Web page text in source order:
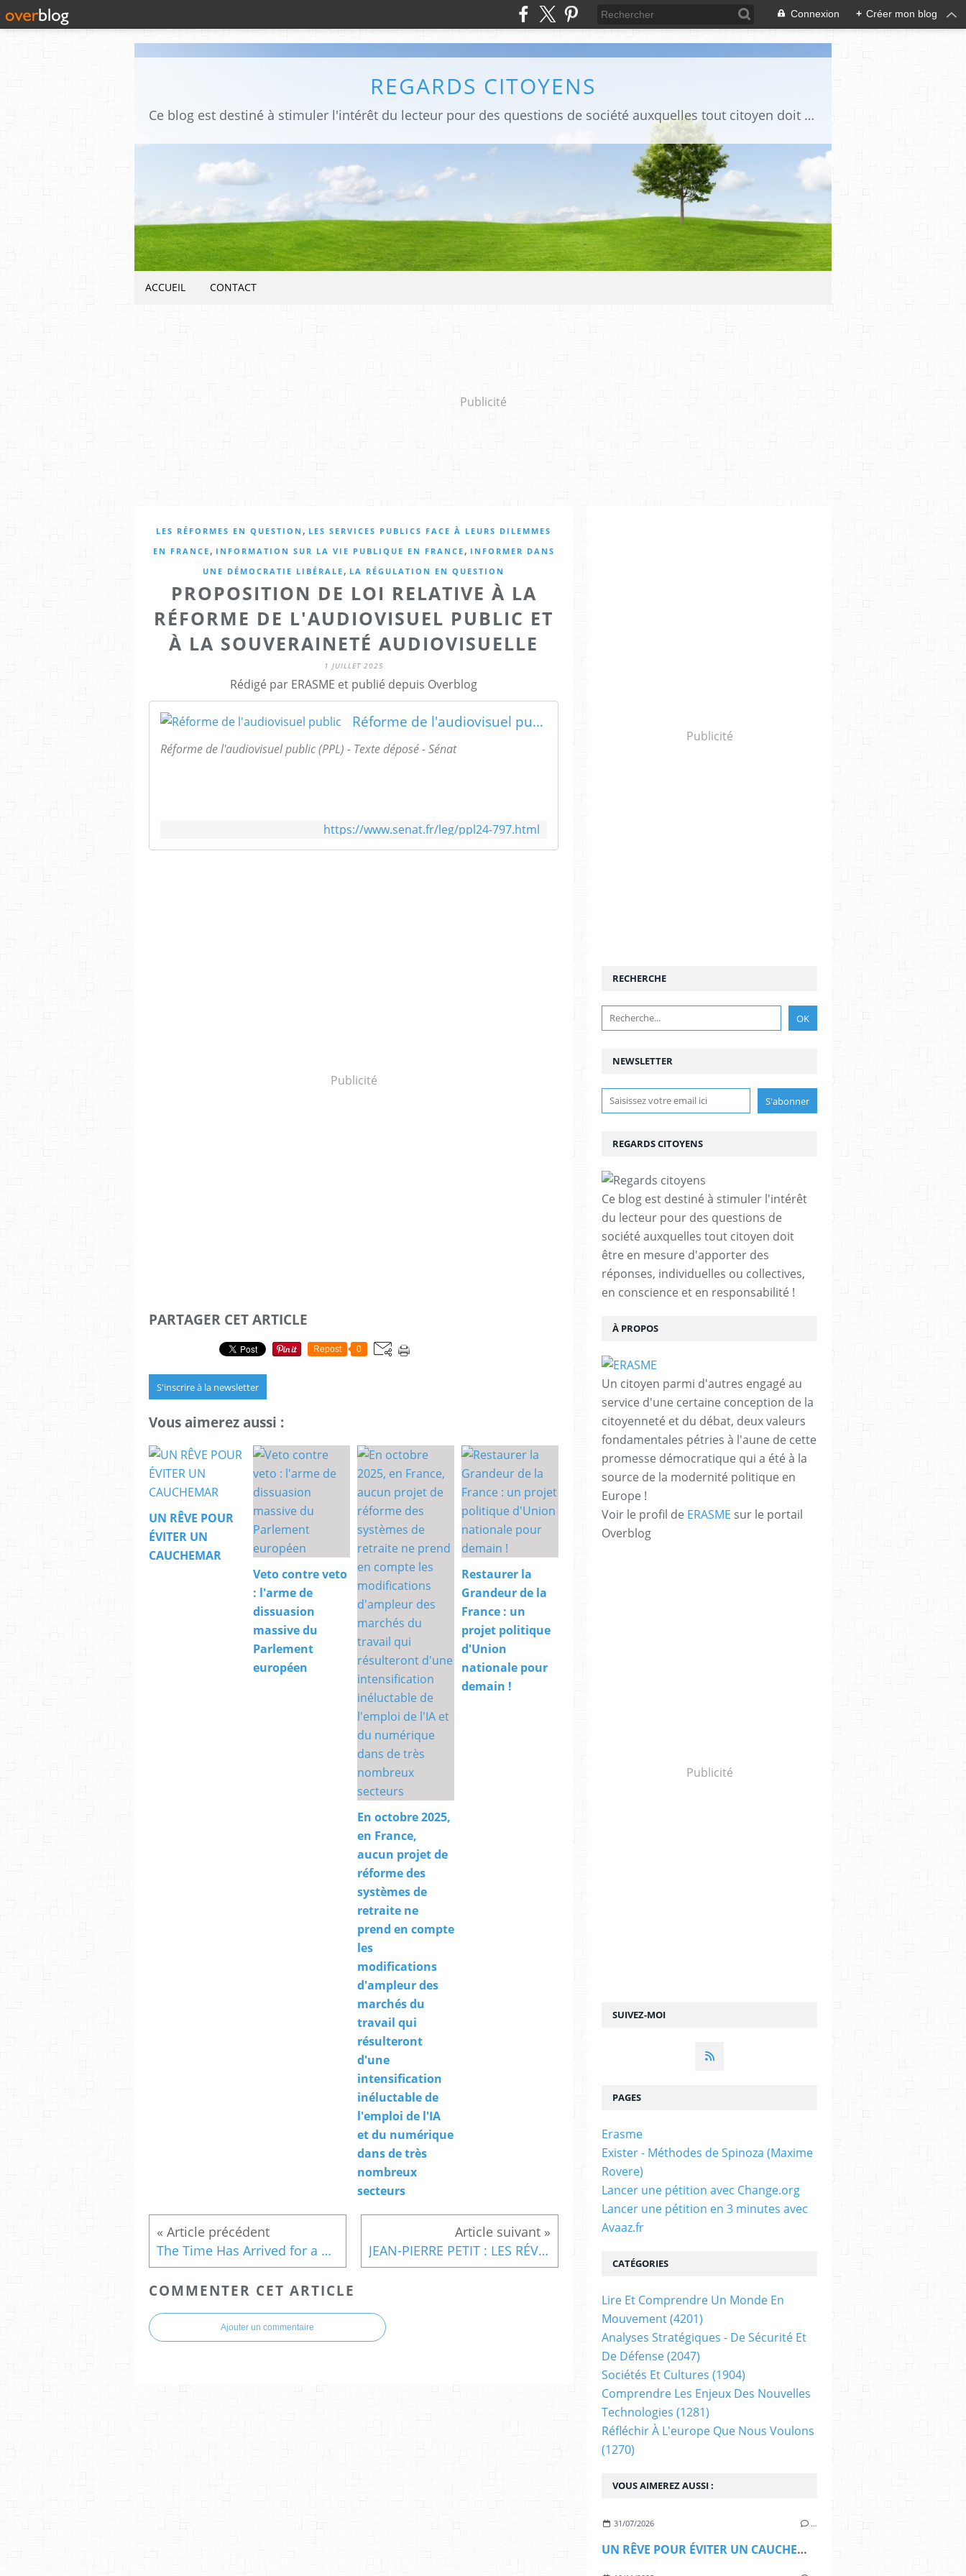
Connexion + Créer mon blog
REGARDS CITOYENS
Ce blog est destiné à stimuler l'intérêt du lecteur pour des questions de société auxquelles tout citoyen doit être en mesure d'apporter des réponses, individuelles ou collectives, en conscience et en responsabilité !
ACCUEIL CONTACT
Publicité
LES RÉFORMES EN QUESTION , LES SERVICES PUBLICS FACE À LEURS DILEMMES
EN FRANCE , INFORMATION SUR LA VIE PUBLIQUE EN FRANCE , INFORMER DANS
UNE DÉMOCRATIE LIBÉRALE , LA RÉGULATION EN QUESTION
PROPOSITION DE LOI RELATIVE À LA
RÉFORME DE L'AUDIOVISUEL PUBLIC ET
À LA SOUVERAINETÉ AUDIOVISUELLE
1 JUILLET 2025
Rédigé par ERASME et publié depuis Overblog
Réforme de l'audiovisuel public
Réforme de l'audiovisuel public (PPL) - Texte déposé - Sénat
https://www.senat.fr/leg/ppl24-797.html
Publicité
PARTAGER CET ARTICLE
Repost 0
S'inscrire à la newsletter
Vous aimerez aussi :
UN RÊVE POUR
ÉVITER UN
CAUCHEMAR
Veto contre veto
: l'arme de
dissuasion
massive du
Parlement
européen
En octobre 2025,
en France,
aucun projet de
réforme des
systèmes de
retraite ne
prend en compte
les
modifications
d'ampleur des
marchés du
travail qui
résulteront
d'une
intensification
inéluctable de
l'emploi de l'IA
et du numérique
dans de très
nombreux
secteurs
Restaurer la
Grandeur de la
France : un
projet politique
d'Union
nationale pour
demain !
The Time Has Arrived for a Comprehensive Middle East Peace, By Jeffrey D. Sachs and Sybil Fares JEAN-PIERRE PETIT : LES RÉVÉLATIONS SUR "L'OMERTA SCIENTIFIQUE"
COMMENTER CET ARTICLE
Ajouter un commentaire
Publicité
NEWSLETTER
SUIVEZ-MOI
RECHERCHE
REGARDS CITOYENS
Ce blog est destiné à stimuler l'intérêt
du lecteur pour des questions de
société auxquelles tout citoyen doit
être en mesure d'apporter des
réponses, individuelles ou collectives,
en conscience et en responsabilité !
À PROPOS
Un citoyen parmi d'autres engagé au
service d'une certaine conception de la
citoyenneté et du débat, deux valeurs
fondamentales pétries à l'aune de cette
promesse démocratique qui a été à la
source de la modernité politique en
Europe !
Voir le profil de ERASME sur le portail
Overblog
Publicité
VOUS AIMEREZ AUSSI :
31/07/2026 …
UN RÊVE POUR ÉVITER UN CAUCHEMAR
PAGES
Erasme
Exister - Méthodes de Spinoza (Maxime
Rovere)
Lancer une pétition avec Change.org
Lancer une pétition en 3 minutes avec
Avaaz.fr
CATÉGORIES
Lire Et Comprendre Un Monde En
Mouvement(4201)
Analyses Stratégiques - De Sécurité Et
De Défense(2047)
Sociétés Et Cultures (1904)
Comprendre Les Enjeux Des Nouvelles
Technologies (1281)
Réfléchir À L'europe Que Nous Voulons
(1270)